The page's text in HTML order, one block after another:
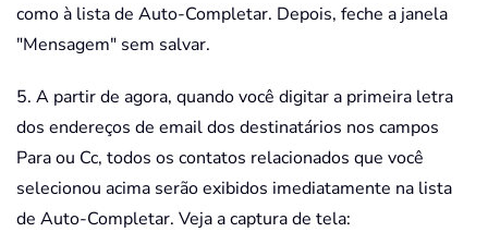
como à lista de Auto-Completar. Depois, feche a janela
"Mensagem" sem salvar.
5. A partir de agora, quando você digitar a primeira letra
dos endereços de email dos destinatários nos campos
Para ou Cc, todos os contatos relacionados que você
selecionou acima serão exibidos imediatamente na lista
de Auto-Completar. Veja a captura de tela: